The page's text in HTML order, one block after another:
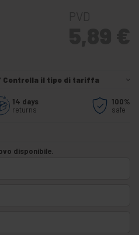
Controlla il tipo di tariffa
14 days
returns
100%
safe
disponibile.